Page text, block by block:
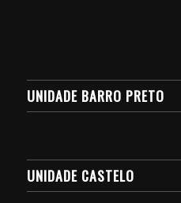
UNIDADE BARRO PRETO
UNIDADE CASTELO